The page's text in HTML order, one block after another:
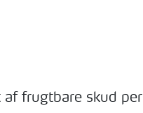
frugtbare skud per